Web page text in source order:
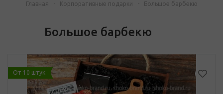
Главная - Корпоративные подарки - Большое барбекю
Большое барбекю
От 10 штук